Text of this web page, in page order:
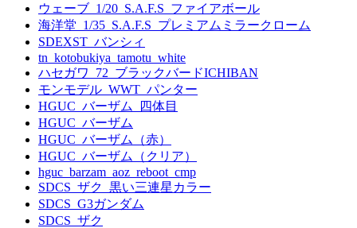
ウェーブ_1/20_S.A.F.S_ファイアボール
海洋堂_1/35_S.A.F.S_プレミアムミラークローム
SDEXST_バンシィ
tn_kotobukiya_tamotu_white
ハセガワ_72_ブラックバードICHIBAN
モンモデル_WWT_パンター
HGUC_バーザム_四体目
HGUC_バーザム
HGUC_バーザム（赤）
HGUC_バーザム（クリア）
hguc_barzam_aoz_reboot_cmp
SDCS_ザク_黒い三連星カラー
SDCS_G3ガンダム
SDCS_ザク